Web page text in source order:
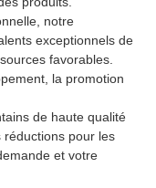
notre
exceptionnels de
favorables.
la promotion
de haute qualité
pour les
et votre